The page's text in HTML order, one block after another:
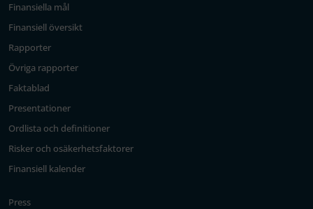
Finansiella mål
Finansiell översikt
Rapporter
Övriga rapporter
Faktablad
Presentationer
Ordlista och definitioner
Risker och osäkerhetsfaktorer
Finansiell kalender
Press